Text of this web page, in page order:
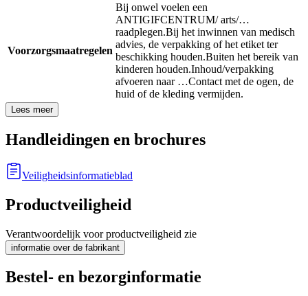
Voorzorgsmaatregelen
Bij onwel voelen een
ANTIGIFCENTRUM/ arts/…
raadplegen.Bij het inwinnen van medisch
advies, de verpakking of het etiket ter
beschikking houden.Buiten het bereik van
kinderen houden.Inhoud/verpakking
afvoeren naar …Contact met de ogen, de
huid of de kleding vermijden.
Lees meer
Handleidingen en brochures
Veiligheidsinformatieblad
Productveiligheid
Verantwoordelijk voor productveiligheid zie
informatie over de fabrikant
Bestel- en bezorginformatie